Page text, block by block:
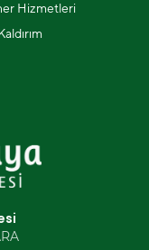
Hizmetleri